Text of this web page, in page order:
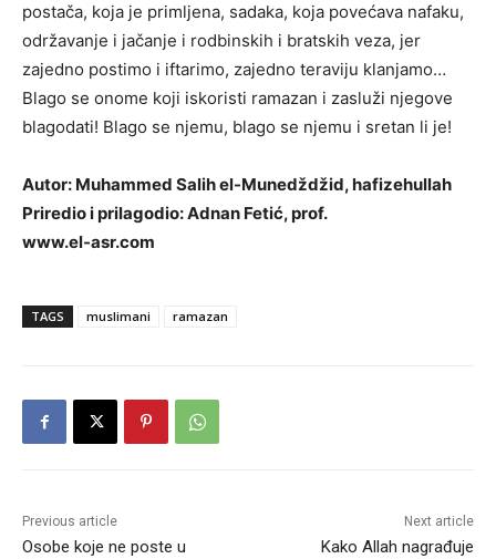
postača, koja je primljena, sadaka, koja povećava nafaku,
održavanje i jačanje i rodbinskih i bratskih veza, jer
zajedno postimo i iftarimo, zajedno teraviju klanjamo…
Blago se onome koji iskoristi ramazan i zasluži njegove
blagodati! Blago se njemu, blago se njemu i sretan li je!
Autor: Muhammed Salih el-Munedždžid, hafizehullah
Priredio i prilagodio: Adnan Fetić, prof.
www.el-asr.com
TAGS muslimani ramazan
Previous article
Osobe koje ne poste u
Next article
Kako Allah nagrađuje